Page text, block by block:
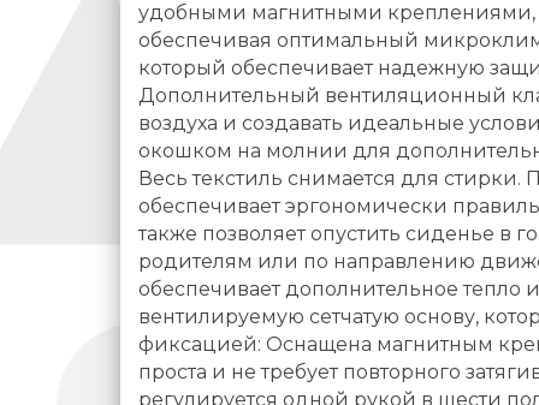
удобными магнитными креплениями,
обеспечивая оптимальный
который обеспечивает надежную
Дополнительный вентиляционный
воздуха и создавать идеальные
окошком на молнии для
Весь текстиль снимается для
обеспечивает эргономически
также позволяет опустить сиденье в
родителям или по направлению
обеспечивает дополнительное тепло
вентилируемую сетчатую основу,
фиксацией: Оснащена магнитным
проста и не требует повторного
регулируется одной рукой в шести